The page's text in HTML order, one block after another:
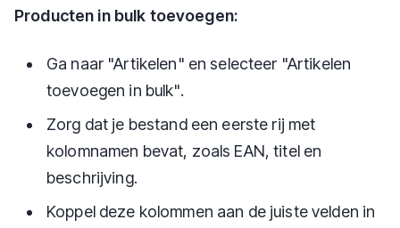
Producten in bulk toevoegen:
Ga naar "Artikelen" en selecteer "Artikelen
toevoegen in bulk".
Zorg dat je bestand een eerste rij met
kolomnamen bevat, zoals EAN, titel en
beschrijving.
Koppel deze kolommen aan de juiste velden in